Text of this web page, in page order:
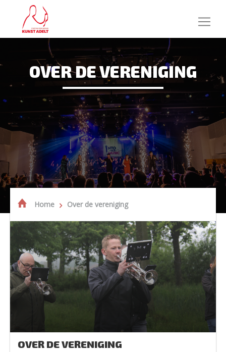
OVER DE VERENIGING
Home Over de vereniging
OVER DE VERENIGING